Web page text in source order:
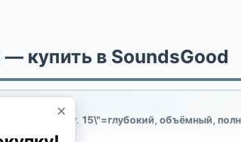
купить в SoundsGood
EV, Weber. 15\"=глубокий, объёмный,